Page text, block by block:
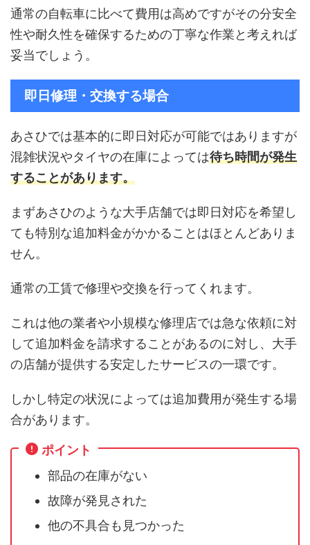
通常の自転車に比べて費用は高めですがその分安全
性や耐久性を確保するための丁寧な作業と考えれば
妥当でしょう。
即日修理・交換する場合
あさひでは基本的に即日対応が可能ではありますが
混雑状況やタイヤの在庫によっては待ち時間が発生
することがあります。
まずあさひのような大手店舗では即日対応を希望し
ても特別な追加料金がかかることはほとんどありま
せん。
通常の工賃で修理や交換を行ってくれます。
これは他の業者や小規模な修理店では急な依頼に対
して追加料金を請求することがあるのに対し、大手
の店舗が提供する安定したサービスの一環です。
しかし特定の状況によっては追加費用が発生する場
合があります。
ポイント
部品の在庫がない
故障が発見された
他の不具合も見つかった